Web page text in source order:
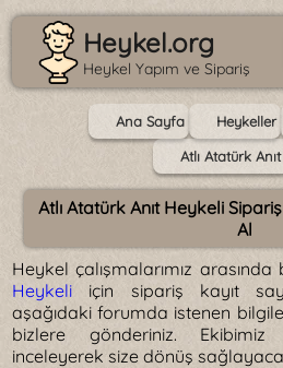
Heykel.org
Heykel Yapım ve Sipariş
Ana Sayfa Heykeller
Atlı Atatürk
Atlı Atatürk Anıt Heykeli
Al
Heykel çalışmalarımız
Heykeli için sipariş kayıt
aşağıdaki forumda istenen
bizlere gönderiniz.
inceleyerek size dönüş